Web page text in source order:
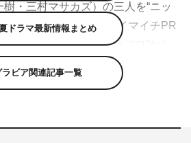
・三村マサカズ）の三人を“ニッ
、良いものがあるのにイマイチPR
そり観光地”を巡る。“旅プロ”なら
を伝え、ひっそり観光地の良いとこ
はPRポスターを作る。千鳥が進行
）、飯尾和樹（ずん）を旅の同
ドラマ最新情報まとめ
ラビア関連記事一覧